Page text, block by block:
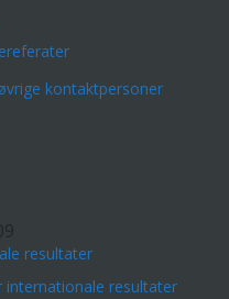
kontaktpersoner
resultater
internationale resultater